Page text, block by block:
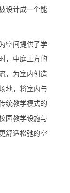
设计成一个能
空间提供了学
，中庭上方的
，为室内创造
地，将室内与
统教学模式的
园教学设施与
舒适松弛的空